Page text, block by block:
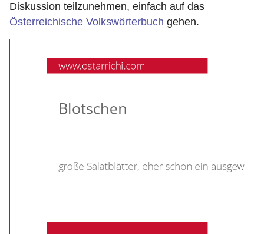
Diskussion teilzunehmen, einfach auf das
Österreichische Volkswörterbuch gehen.